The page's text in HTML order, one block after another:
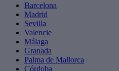
Barcelona
Madrid
Sevilla
Valencie
Málaga
Granada
Palma de Mallorca
Córdoba